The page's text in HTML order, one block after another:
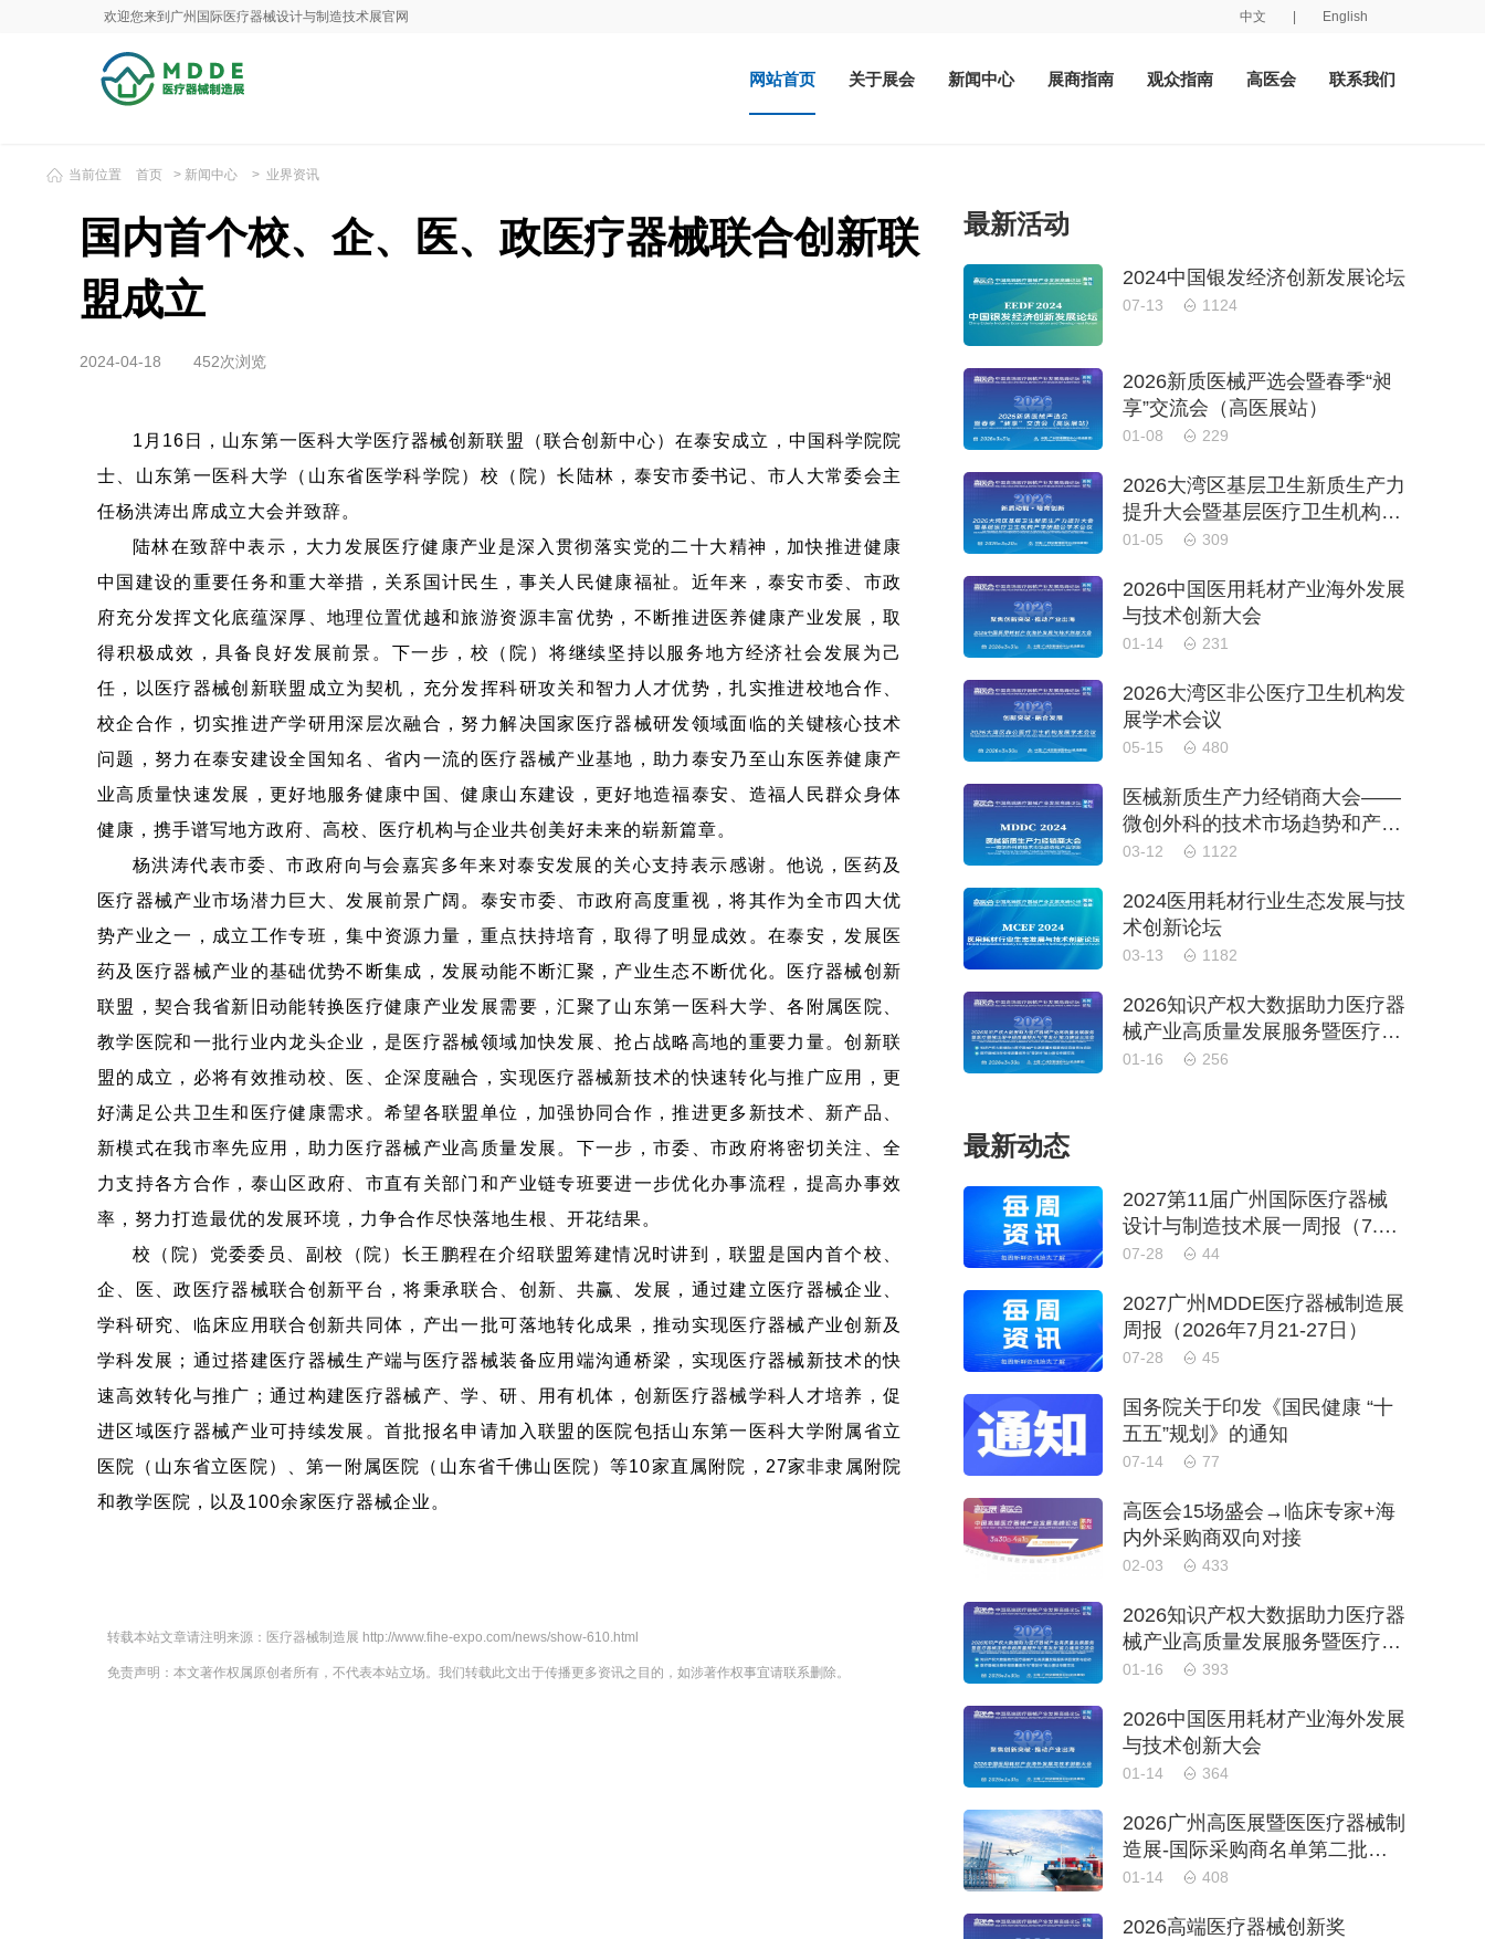
欢迎您来到广州国际医疗器械设计与制造技术展官网 中文 English
网站首页 关于展会 新闻中心 展商指南 观众指南 高医会 联系我们
当前位置 首页 > 新闻中心 > 业界资讯
国内首个校、企、医、政医疗器械联合创新联
盟成立
2024-04-18 452次浏览
1月16日，山东第一医科大学医疗器械创新联盟（联合创新中心）在泰安成立，中国科学院院
士、山东第一医科大学（山东省医学科学院）校（院）长陆林，泰安市委书记、市人大常委会主
任杨洪涛出席成立大会并致辞。
陆林在致辞中表示，大力发展医疗健康产业是深入贯彻落实党的二十大精神，加快推进健康
中国建设的重要任务和重大举措，关系国计民生，事关人民健康福祉。近年来，泰安市委、市政
府充分发挥文化底蕴深厚、地理位置优越和旅游资源丰富优势，不断推进医养健康产业发展，取
得积极成效，具备良好发展前景。下一步，校（院）将继续坚持以服务地方经济社会发展为己
任，以医疗器械创新联盟成立为契机，充分发挥科研攻关和智力人才优势，扎实推进校地合作、
校企合作，切实推进产学研用深层次融合，努力解决国家医疗器械研发领域面临的关键核心技术
问题，努力在泰安建设全国知名、省内一流的医疗器械产业基地，助力泰安乃至山东医养健康产
业高质量快速发展，更好地服务健康中国、健康山东建设，更好地造福泰安、造福人民群众身体
健康，携手谱写地方政府、高校、医疗机构与企业共创美好未来的崭新篇章。
杨洪涛代表市委、市政府向与会嘉宾多年来对泰安发展的关心支持表示感谢。他说，医药及
医疗器械产业市场潜力巨大、发展前景广阔。泰安市委、市政府高度重视，将其作为全市四大优
势产业之一，成立工作专班，集中资源力量，重点扶持培育，取得了明显成效。在泰安，发展医
药及医疗器械产业的基础优势不断集成，发展动能不断汇聚，产业生态不断优化。医疗器械创新
联盟，契合我省新旧动能转换医疗健康产业发展需要，汇聚了山东第一医科大学、各附属医院、
教学医院和一批行业内龙头企业，是医疗器械领域加快发展、抢占战略高地的重要力量。创新联
盟的成立，必将有效推动校、医、企深度融合，实现医疗器械新技术的快速转化与推广应用，更
好满足公共卫生和医疗健康需求。希望各联盟单位，加强协同合作，推进更多新技术、新产品、
新模式在我市率先应用，助力医疗器械产业高质量发展。下一步，市委、市政府将密切关注、全
力支持各方合作，泰山区政府、市直有关部门和产业链专班要进一步优化办事流程，提高办事效
率，努力打造最优的发展环境，力争合作尽快落地生根、开花结果。
校（院）党委委员、副校（院）长王鹏程在介绍联盟筹建情况时讲到，联盟是国内首个校、
企、医、政医疗器械联合创新平台，将秉承联合、创新、共赢、发展，通过建立医疗器械企业、
学科研究、临床应用联合创新共同体，产出一批可落地转化成果，推动实现医疗器械产业创新及
学科发展；通过搭建医疗器械生产端与医疗器械装备应用端沟通桥梁，实现医疗器械新技术的快
速高效转化与推广；通过构建医疗器械产、学、研、用有机体，创新医疗器械学科人才培养，促
进区域医疗器械产业可持续发展。首批报名申请加入联盟的医院包括山东第一医科大学附属省立
医院（山东省立医院）、第一附属医院（山东省千佛山医院）等10家直属附院，27家非隶属附院
和教学医院，以及100余家医疗器械企业。
转载本站文章请注明来源： 医疗器械制造展 http://www.fihe-expo.com/news/show-610.html
免责声明：本文著作权属原创者所有，不代表本站立场。我们转载此文出于传播更多资讯之目的，如涉著作权事宜请联系删除。
最新活动
2024中国银发经济创新发展论坛
07-13 1124
2026新质医械严选会暨春季“昶
享”交流会（高医展站）
01-08 229
2026大湾区基层卫生新质生产力
提升大会暨基层医疗卫生机构产
学研融合学术会议
01-05 309
2026中国医用耗材产业海外发展
与技术创新大会
01-14 231
2026大湾区非公医疗卫生机构发
展学术会议
05-15 480
医械新质生产力经销商大会——
微创外科的技术市场趋势和产品
创新
03-12 1122
2024医用耗材行业生态发展与技
术创新论坛
03-13 1182
2026知识产权大数据助力医疗器
械产业高质量发展服务暨医疗器
械注册申报质量提升与'零发
01-16 256
最新动态
2027第11届广州国际医疗器械
设计与制造技术展一周报（7.22
-7.28）
07-28 44
2027广州MDDE医疗器械制造展
周报（2026年7月21-27日）
07-28 45
国务院关于印发《国民健康 “十
五五”规划》的通知
07-14 77
高医会15场盛会→临床专家+海
内外采购商双向对接
02-03 433
2026知识产权大数据助力医疗器
械产业高质量发展服务暨医疗器
械注册申报质量提升与'零发
01-16 393
2026中国医用耗材产业海外发展
与技术创新大会
01-14 364
2026广州高医展暨医医疗器械制
造展-国际采购商名单第二批公
布
01-14 408
2026高端医疗器械创新奖